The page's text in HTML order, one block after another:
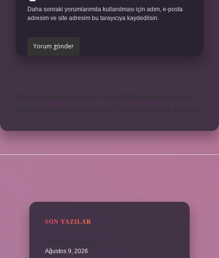
Daha sonraki yorumlarımda kullanılması için adım, e-posta
adresim ve site adresim bu tarayıcıya kaydedilsin.
SON YAZILAR
Ağustos 9, 2026